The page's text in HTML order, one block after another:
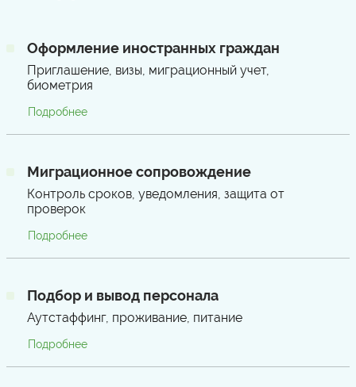
Оформление иностранных граждан
Приглашение, визы, миграционный учет,
биометрия
Подробнее
Миграционное сопровождение
Контроль сроков, уведомления, защита от
проверок
Подробнее
Подбор и вывод персонала
Аутстаффинг, проживание, питание
Подробнее